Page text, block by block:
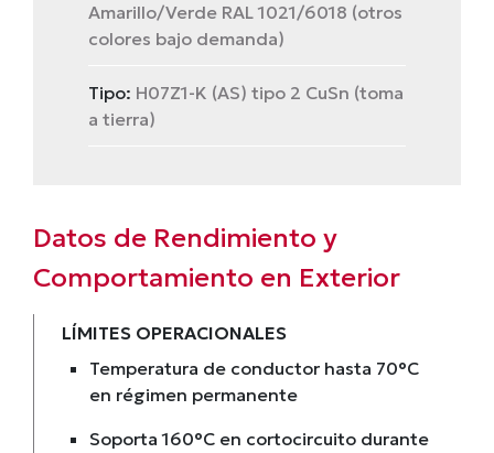
Amarillo/Verde RAL 1021/6018 (otros
colores bajo demanda)
Tipo: H07Z1-K (AS) tipo 2 CuSn (toma
a tierra)
Datos de Rendimiento y
Comportamiento en Exterior
LÍMITES OPERACIONALES
Temperatura de conductor hasta 70°C
en régimen permanente
Soporta 160°C en cortocircuito durante